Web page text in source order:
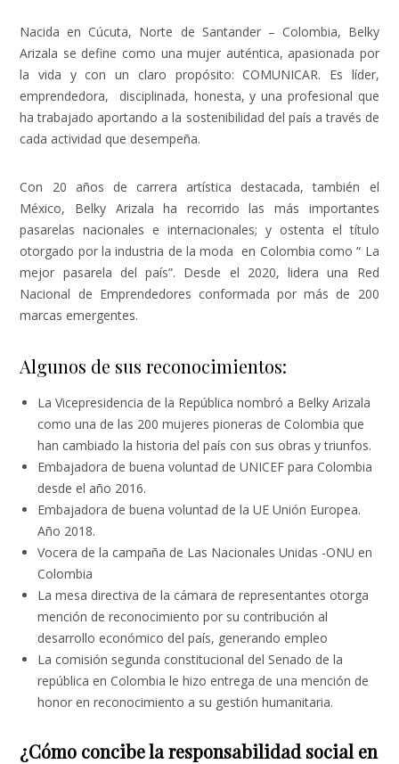
Nacida en Cúcuta, Norte de Santander – Colombia, Belky
Arizala se define como una mujer auténtica, apasionada por
la vida y con un claro propósito: COMUNICAR. Es líder,
emprendedora, disciplinada, honesta, y una profesional que
ha trabajado aportando a la sostenibilidad del país a través de
cada actividad que desempeña.
Con 20 años de carrera artística destacada, también el
México, Belky Arizala ha recorrido las más importantes
pasarelas nacionales e internacionales; y ostenta el título
otorgado por la industria de la moda en Colombia como “ La
mejor pasarela del país”. Desde el 2020, lidera una Red
Nacional de Emprendedores conformada por más de 200
marcas emergentes.
Algunos de sus reconocimientos:
La Vicepresidencia de la República nombró a Belky Arizala
como una de las 200 mujeres pioneras de Colombia que
han cambiado la historia del país con sus obras y triunfos.
Embajadora de buena voluntad de UNICEF para Colombia
desde el año 2016.
Embajadora de buena voluntad de la UE Unión Europea.
Año 2018.
Vocera de la campaña de Las Nacionales Unidas -ONU en
Colombia
La mesa directiva de la cámara de representantes otorga
mención de reconocimiento por su contribución al
desarrollo económico del país, generando empleo
La comisión segunda constitucional del Senado de la
república en Colombia le hizo entrega de una mención de
honor en reconocimiento a su gestión humanitaria.
¿Cómo concibe la responsabilidad social en